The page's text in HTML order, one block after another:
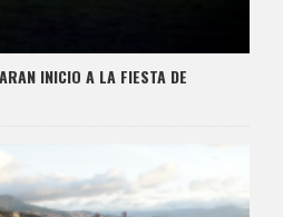
INICIO A LA FIESTA DE